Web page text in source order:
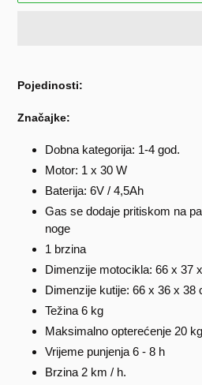
košaricu
Pojedinosti:
Značajke:
Dobna kategorija: 1-4 god.
Motor: 1 x 30 W
Baterija: 6V / 4,5Ah
Gas se dodaje pritiskom na
noge
1 brzina
Dimenzije motocikla: 66 x 37
Dimenzije kutije: 66 x 36 x 38
Težina 6 kg
Maksimalno opterećenje 20 kg
Vrijeme punjenja 6 - 8 h
Brzina 2 km / h.